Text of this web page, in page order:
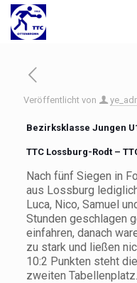
Veröffentlicht von
Bezirksklasse Jungen
TTC Lossburg-Rodt –
Nach fünf Siegen in
aus Lossburg
Luca, Nico, Samuel
Stunden geschlagen
einfahren, danach
zu stark und ließen
10:2 Punkten steht
zweiten Tabellenplatz.